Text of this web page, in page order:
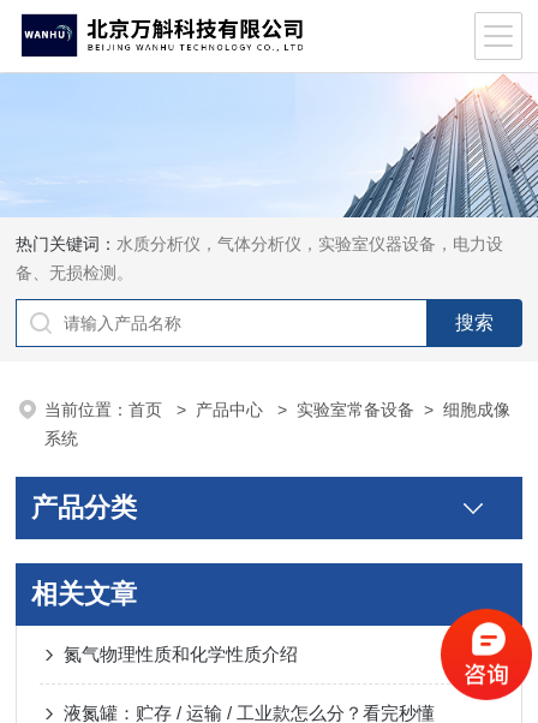
热门关键词： 水质分析仪，气体分析仪，实验室仪器设备，电力设
备、无损检测。
当前位置：首页 > 产品中心 > 实验室常备设备 >细胞成像
系统
产品分类
相关文章
氮气物理性质和化学性质介绍
液氮罐：贮存 / 运输 / 工业款怎么分？看完秒懂